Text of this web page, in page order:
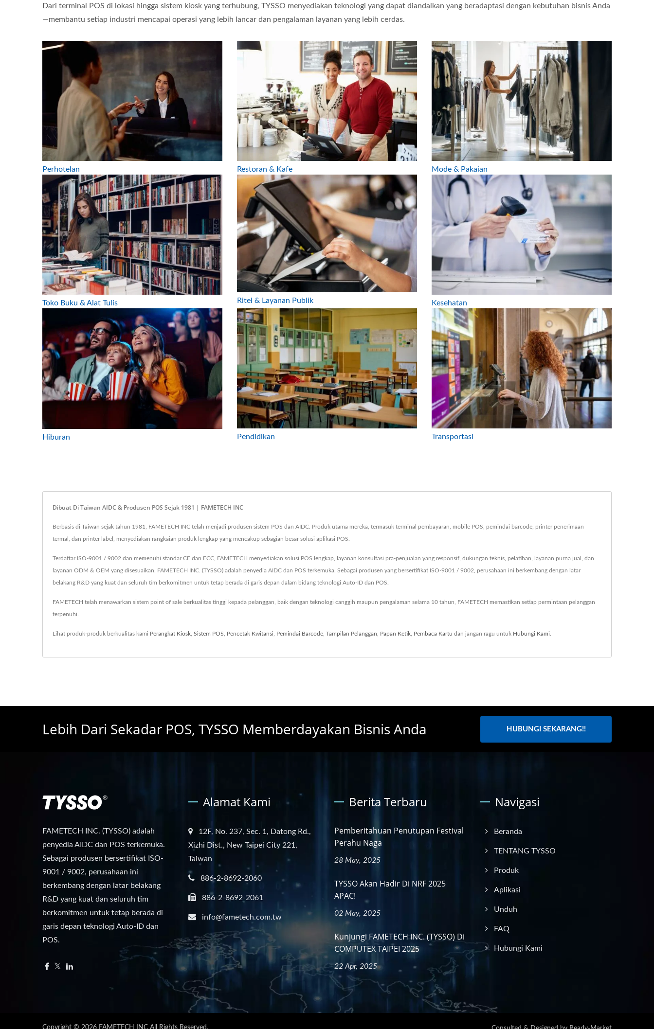
Dari terminal POS di lokasi hingga sistem kiosk yang terhubung, TYSSO menyediakan teknologi yang dapat diandalkan yang beradaptasi dengan kebutuhan bisnis Anda
—membantu setiap industri mencapai operasi yang lebih lancar dan pengalaman layanan yang lebih cerdas.
Perhotelan Restoran & Kafe Mode & Pakaian
Toko Buku & Alat Tulis Ritel & Layanan Publik Kesehatan
Hiburan Pendidikan Transportasi
Dibuat Di Taiwan AIDC & Produsen POS Sejak 1981 | FAMETECH INC
Berbasis di Taiwan sejak tahun 1981, FAMETECH INC telah menjadi produsen sistem POS dan AIDC. Produk utama mereka, termasuk terminal pembayaran, mobile POS, pemindai barcode, printer penerimaan
termal, dan printer label, menyediakan rangkaian produk lengkap yang mencakup sebagian besar solusi aplikasi POS.
Terdaftar ISO-9001 / 9002 dan memenuhi standar CE dan FCC, FAMETECH menyediakan solusi POS lengkap, layanan konsultasi pra-penjualan yang responsif, dukungan teknis, pelatihan, layanan purna jual, dan
layanan ODM & OEM yang disesuaikan. FAMETECH INC. (TYSSO) adalah penyedia AIDC dan POS terkemuka. Sebagai produsen yang bersertifikat ISO-9001 / 9002, perusahaan ini berkembang dengan latar
belakang R&D yang kuat dan seluruh tim berkomitmen untuk tetap berada di garis depan dalam bidang teknologi Auto-ID dan POS.
FAMETECH telah menawarkan sistem point of sale berkualitas tinggi kepada pelanggan, baik dengan teknologi canggih maupun pengalaman selama 10 tahun, FAMETECH memastikan setiap permintaan pelanggan
terpenuhi.
Lihat produk-produk berkualitas kami Perangkat Kiosk Sistem POS Pencetak Kwitansi Pemindai Barcode Tampilan Pelanggan Papan Ketik Pembaca Kartu dan jangan ragu untuk Hubungi Kami
Lebih Dari Sekadar POS, TYSSO Memberdayakan Bisnis Anda HUBUNGI SEKARANG!!
FAMETECH INC. (TYSSO) adalah
penyedia AIDC dan POS terkemuka.
Sebagai produsen bersertifikat ISO-
9001 / 9002, perusahaan ini
berkembang dengan latar belakang
R&D yang kuat dan seluruh tim
berkomitmen untuk tetap berada di
garis depan teknologi Auto-ID dan
POS.
Alamat Kami
12F, No. 237, Sec. 1, Datong Rd.,
Xizhi Dist., New Taipei City 221,
Taiwan
886-2-8692-2060
886-2-8692-2061
info@fametech.com.tw
Berita Terbaru
Pemberitahuan Penutupan Festival
Perahu Naga
28 May, 2025
TYSSO Akan Hadir Di NRF 2025
APAC!
02 May, 2025
Kunjungi FAMETECH INC. (TYSSO) Di
COMPUTEX TAIPEI 2025
22 Apr, 2025
Navigasi
Beranda
TENTANG TYSSO
Produk
Aplikasi
Unduh
FAQ
Hubungi Kami
Copyright © 2026 FAMETECH INC All Rights Reserved.